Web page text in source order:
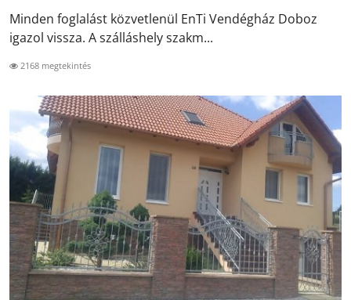
Minden foglalást közvetlenül EnTi Vendégház Doboz
igazol vissza. A szálláshely szakm...
2168 megtekintés